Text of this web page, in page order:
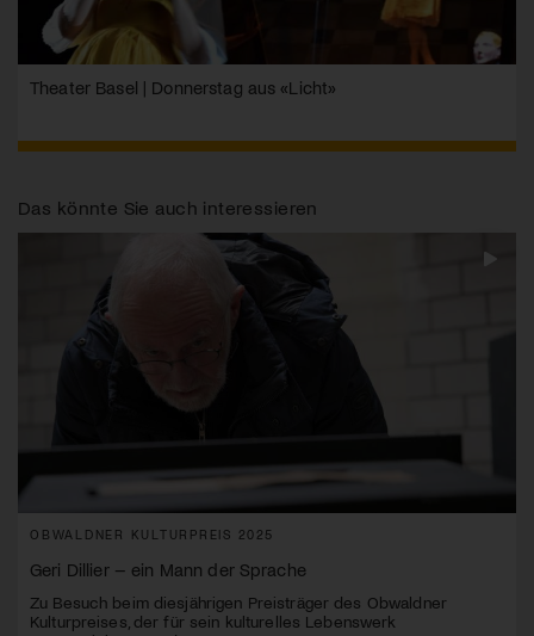
Theater Basel | Donnerstag aus «Licht»
Das könnte Sie auch interessieren
OBWALDNER KULTURPREIS 2025
Geri Dillier – ein Mann der Sprache
Zu Besuch beim diesjährigen Preisträger des Obwaldner
Kulturpreises, der für sein kulturelles Lebenswerk